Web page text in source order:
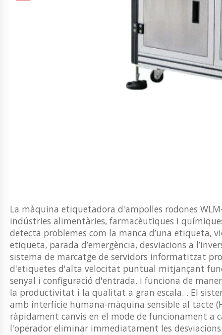
La màquina etiquetadora d'ampolles rodones
indústries alimentàries, farmacèutiques i
detecta problemes com la manca d’una etiqueta,
etiqueta, parada d’emergència, desviacions a
sistema de marcatge de servidors informatitzat
d'etiquetes d'alta velocitat puntual mitjançant
senyal i configuració d'entrada, i funciona de
la productivitat i la qualitat a gran escala. . El
amb interfície humana-màquina sensible al tacte
ràpidament canvis en el mode de funcionament a
l'operador eliminar immediatament les